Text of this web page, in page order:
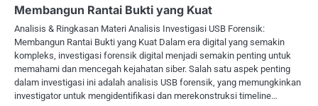
Membangun Rantai Bukti yang Kuat
Analisis & Ringkasan Materi Analisis Investigasi USB Forensik:
Membangun Rantai Bukti yang Kuat Dalam era digital yang semakin
kompleks, investigasi forensik digital menjadi semakin penting untuk
memahami dan mencegah kejahatan siber. Salah satu aspek penting
dalam investigasi ini adalah analisis USB forensik, yang memungkinkan
investigator untuk mengidentifikasi dan merekonstruksi timeline…